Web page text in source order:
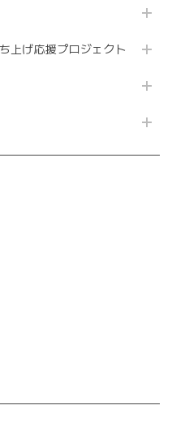
上げ応援プロジェクト